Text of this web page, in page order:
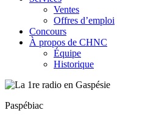
Ventes
Offres d’emploi
Concours
À propos de CHNC
Équipe
Historique
Paspébiac